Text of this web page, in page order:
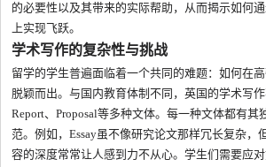
的必要性以及其带来的实际帮助，从而揭示如何
上实现飞跃。
学术写作的复杂性与挑战
留学的学生普遍面临着一个共同的难题：如何在
脱颖而出。与国内教育体制不同，英国的学术写
Report、Proposal等多种文体。每一种文体都有其
范。例如，Essay虽不像研究论文那样冗长复杂，
容的深度常常让人感到力不从心。学生们需要应